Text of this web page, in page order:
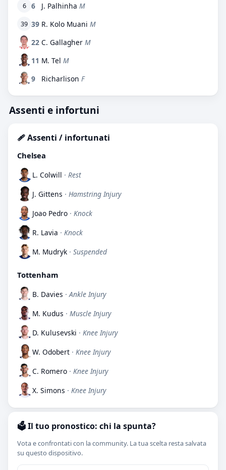
6 6 J. Palhinha M
39 39 R. Kolo Muani M
22 C. Gallagher M
11 M. Tel M
9
Richarlison F
Assenti e infortuni
🩹 Assenti / infortunati
Chelsea
L. Colwill · Rest
J. Gittens · Hamstring Injury
Joao Pedro · Knock
R. Lavia · Knock
M. Mudryk · Suspended
Tottenham
B. Davies · Ankle Injury
M. Kudus · Muscle Injury
D. Kulusevski · Knee Injury
W. Odobert · Knee Injury
C. Romero · Knee Injury
X. Simons · Knee Injury
🗳️ Il tuo pronostico: chi la spunta?
Vota e confrontati con la community. La tua scelta resta salvata
su questo dispositivo.